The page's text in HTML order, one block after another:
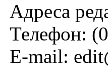
Адреса
Телефон:
E-mail: